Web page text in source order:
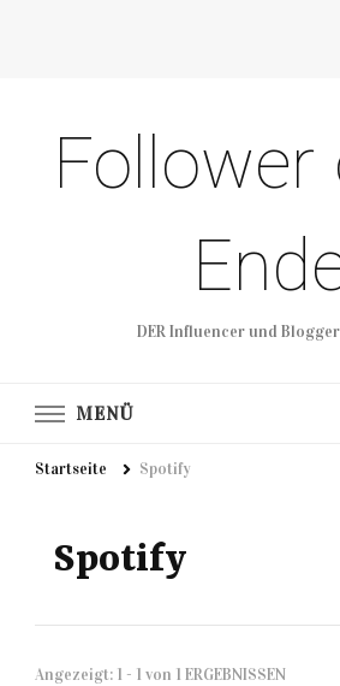
Follower
DER Influencer und
MENÜ
Startseite Spotify
Spotify
Angezeigt: 1 - 1 von 1 ERGEBNISSEN